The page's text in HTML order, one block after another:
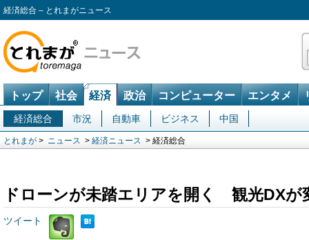
経済総合 – とれまがニュース
トップ 社会 経済 政治 コンピューター エンタメ
経済総合 市況 自動車 ビジネス 中国
とれまが > ニュース > 経済ニュース > 経済総合
ドローンが未踏エリアを開く 観光DXが
ツイート